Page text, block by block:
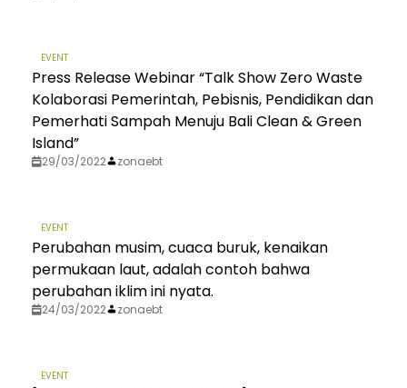
EVENT
Press Release Webinar “Talk Show Zero Waste
Kolaborasi Pemerintah, Pebisnis, Pendidikan dan
Pemerhati Sampah Menuju Bali Clean & Green
Island”
29/03/2022 zonaebt
EVENT
Perubahan musim, cuaca buruk, kenaikan
permukaan laut, adalah contoh bahwa
perubahan iklim ini nyata.
24/03/2022 zonaebt
EVENT